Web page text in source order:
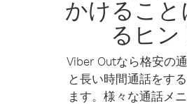
かけること
るヒン
Viber Outなら格安の
と長い時間通話をす
ます。様々な通話メニ